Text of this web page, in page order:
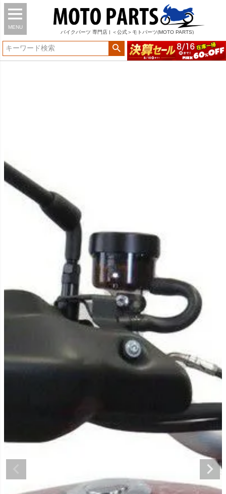
MENU
バイク パーツ 専門店 | ＜公式＞モトパーツ(MOTO PARTS)